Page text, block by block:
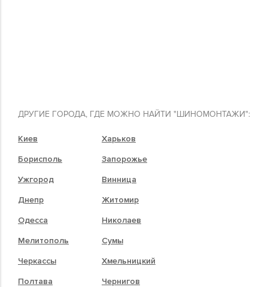
ДРУГИЕ ГОРОДА, ГДЕ МОЖНО НАЙТИ "ШИНОМОНТАЖИ":
Киев
Харьков
Борисполь
Запорожье
Ужгород
Винница
Днепр
Житомир
Одесса
Николаев
Мелитополь
Сумы
Черкассы
Хмельницкий
Полтава
Чернигов